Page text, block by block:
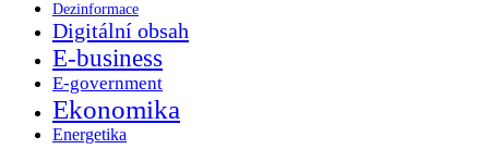
Dezinformace
Digitální obsah
E-business
E-government
Ekonomika
Energetika